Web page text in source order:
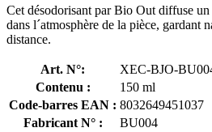
Cet désodorisant par Bio Out diffuse
dans l´atmosphère de la pièce, gardant
distance.
Art. N°:
XEC-BJO-
Contenu :
150 ml
Code-barres EAN : 8032649451037
Fabricant N° :
BU004